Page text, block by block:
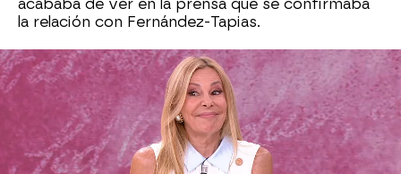
acababa de ver en la prensa que se confirmaba
la relación con Fernández-Tapias.
Ana Obregón ha aprovechado el momento para
dejar claro que nunca ha tenido, ni tiene, algo en
contra de Mar Flores ya que"solo la he visto
dos veces en mi vida". A pesar de ello, la bióloga
siempre ha defendido al padre de su hijo.